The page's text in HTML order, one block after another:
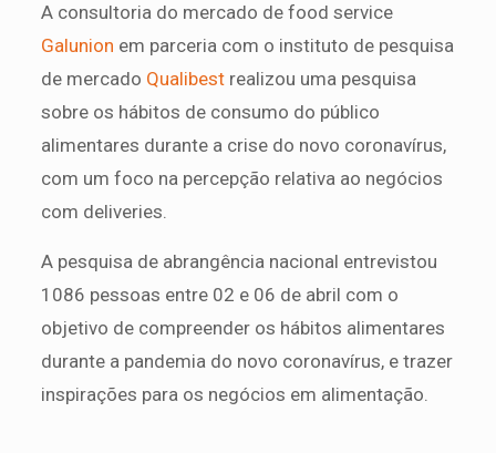
A consultoria do mercado de food service
Galunion em parceria com o instituto de pesquisa
de mercado Qualibest realizou uma pesquisa
sobre os hábitos de consumo do público
alimentares durante a crise do novo coronavírus,
com um foco na percepção relativa ao negócios
com deliveries.
A pesquisa de abrangência nacional entrevistou
1086 pessoas entre 02 e 06 de abril com o
objetivo de compreender os hábitos alimentares
durante a pandemia do novo coronavírus, e trazer
inspirações para os negócios em alimentação.